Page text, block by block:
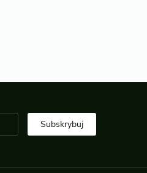
Subskrybuj